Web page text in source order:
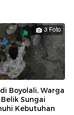
3 Foto
Boyolali, Warga
Sungai
Kebutuhan